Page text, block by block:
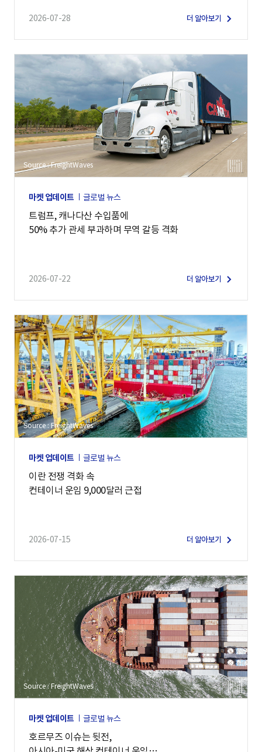
2026-07-28 더 알아보기
Source : FreightWaves
마켓 업데이트 글로벌 뉴스
트럼프, 캐나다산 수입품에
50% 추가 관세 부과하며 무역 갈등 격화
2026-07-22 더 알아보기
Source : FreightWaves
마켓 업데이트 글로벌 뉴스
이란 전쟁 격화 속
컨테이너 운임 9,000달러 근접
2026-07-15 더 알아보기
Source : FreightWaves
마켓 업데이트 글로벌 뉴스
호르무즈 이슈는 뒷전,